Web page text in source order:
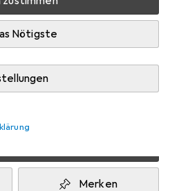
Nötigste
Do, 13.8. geliefert
Drittanbieter
Lieferzeit
Merken